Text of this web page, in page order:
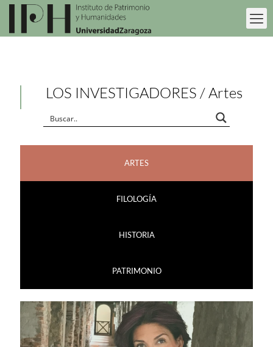
LOS INVESTIGADORES / Artes
ARTES
FILOLOGÍA
HISTORIA
PATRIMONIO